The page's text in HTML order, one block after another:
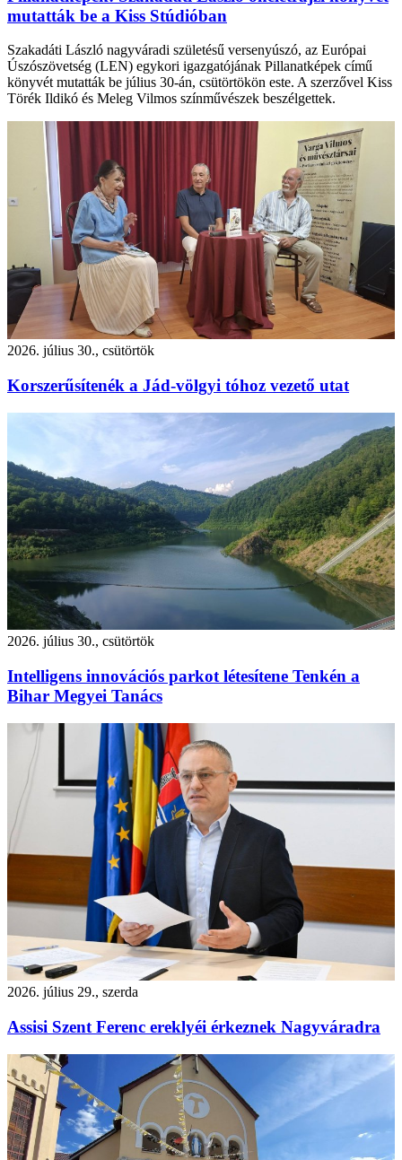
mutatták be a Kiss Stúdióban
Szakadáti László nagyváradi születésű versenyúszó, az Európai
Úszószövetség (LEN) egykori igazgatójának Pillanatképek című
könyvét mutatták be július 30-án, csütörtökön este. A szerzővel Kiss
Törék Ildikó és Meleg Vilmos színművészek beszélgettek.
2026. július 30., csütörtök
Korszerűsítenék a Jád-völgyi tóhoz vezető utat
2026. július 30., csütörtök
Intelligens innovációs parkot létesítene Tenkén a
Bihar Megyei Tanács
2026. július 29., szerda
Assisi Szent Ferenc ereklyéi érkeznek Nagyváradra